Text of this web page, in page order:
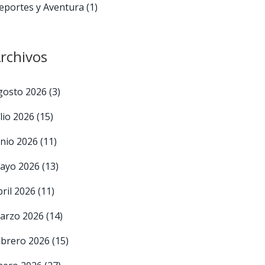
y Aventura (1)
2026 (3)
2026 (15)
2026 (11)
2026 (13)
2026 (11)
2026 (14)
2026 (15)